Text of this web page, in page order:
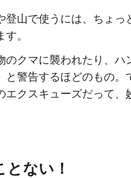
山で使うには、ちょっ
。
クマに襲われたり、ハ
と警告するほどのもの。
エクスキューズだって、
ない！